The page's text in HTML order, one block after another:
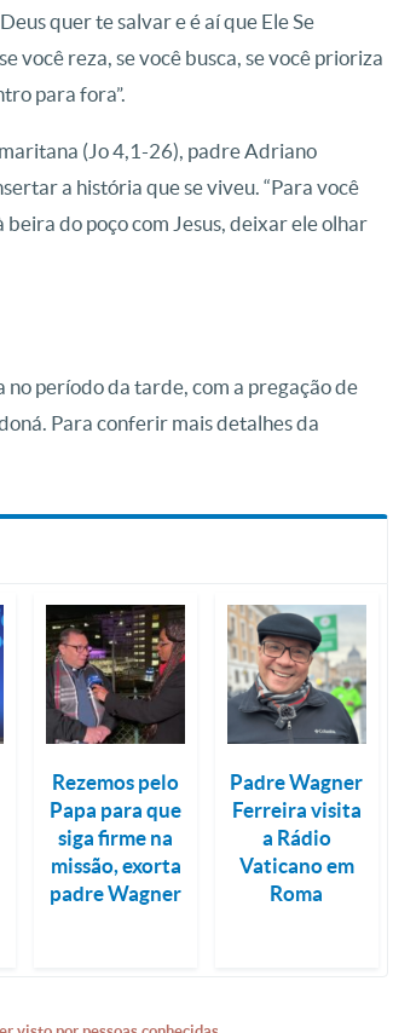
quer te salvar e é aí que Ele Se
você reza, se você busca, se você prioriza
para fora”.
(Jo 4,1-26), padre Adriano
a história que se viveu. “Para você
do poço com Jesus, deixar ele olhar
período da tarde, com a pregação de
Para conferir mais detalhes da
Rezemos pelo
Papa para que
siga firme na
missão, exorta
padre Wagner
Padre Wagner
Ferreira visita
a Rádio
Vaticano em
Roma